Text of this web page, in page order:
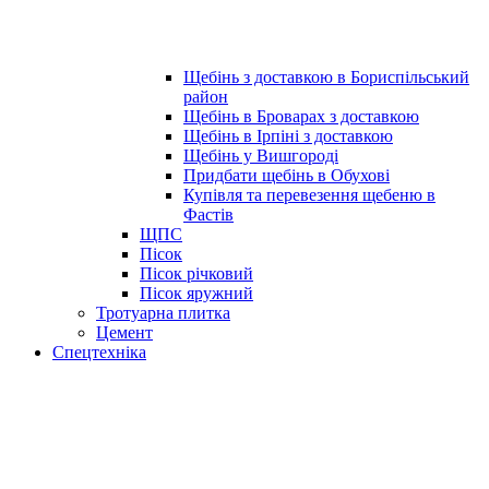
Щебінь з доставкою в Бориспільський
район
Щебінь в Броварах з доставкою
Щебінь в Ірпіні з доставкою
Щебінь у Вишгороді
Придбати щебінь в Обухові
Купівля та перевезення щебеню в
Фастів
ЩПС
Пісок
Пісок річковий
Пісок яружний
Тротуарна плитка
Цемент
Спецтехніка